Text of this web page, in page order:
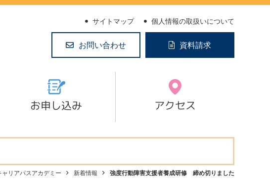
サイトマップ 個人情報の取扱いについて
お問い合わせ 資料請求
お申し込み アクセス
ャリアパスアカデミー 新着情報 強度行動障害支援者養成研修 締め切りました